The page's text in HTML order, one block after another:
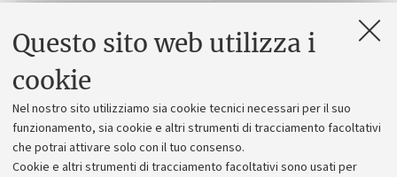
Questo sito web utilizza i
cookie
Nel nostro sito utilizziamo sia cookie tecnici necessari per il suo
funzionamento, sia cookie e altri strumenti di tracciamento facoltativi
che potrai attivare solo con il tuo consenso.
Cookie e altri strumenti di tracciamento facoltativi sono usati per
Download
Locandina "Energie alternative e
sostenibilità"
[.pdf 357 KB]